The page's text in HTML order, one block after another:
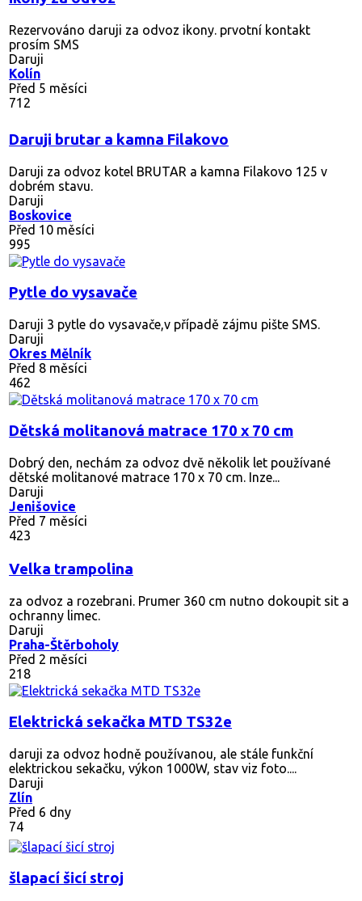
Rezervováno daruji za odvoz ikony. prvotní kontakt
prosím SMS
Daruji
Kolín
Před 5 měsíci
712
Daruji brutar a kamna Filakovo
Daruji za odvoz kotel BRUTAR a kamna Filakovo 125 v
dobrém stavu.
Daruji
Boskovice
Před 10 měsíci
995
Pytle do vysavače
Daruji 3 pytle do vysavače,v případě zájmu pište SMS.
Daruji
Okres Mělník
Před 8 měsíci
462
Dětská molitanová matrace 170 x 70 cm
Dobrý den, nechám za odvoz dvě několik let používané
dětské molitanové matrace 170 x 70 cm. Inze...
Daruji
Jenišovice
Před 7 měsíci
423
Velka trampolina
za odvoz a rozebrani. Prumer 360 cm nutno dokoupit sit a
ochranny limec.
Daruji
Praha-Štěrboholy
Před 2 měsíci
218
Elektrická sekačka MTD TS32e
daruji za odvoz hodně používanou, ale stále funkční
elektrickou sekačku, výkon 1000W, stav viz foto....
Daruji
Zlín
Před 6 dny
74
šlapací šicí stroj